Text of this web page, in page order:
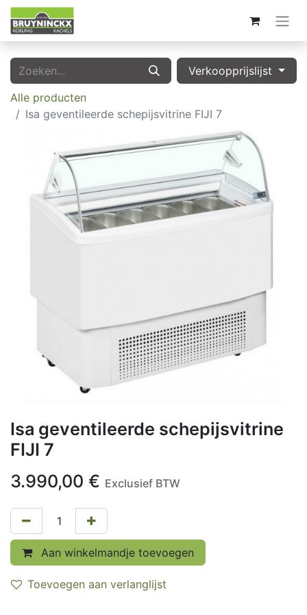
Verkoopprijslijst
Alle producten
Isa geventileerde schepijsvitrine FIJI 7
Isa geventileerde schepijsvitrine
FIJI 7
3.990,00 € Exclusief BTW
Aan winkelmandje toevoegen
Toevoegen aan verlanglijst